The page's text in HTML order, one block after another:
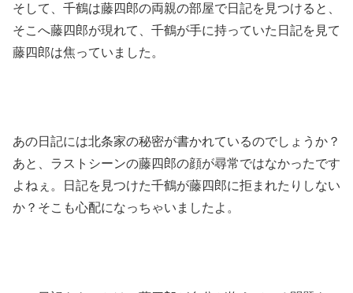
そして、千鶴は藤四郎の両親の部屋で日記を見つけると、
そこへ藤四郎が現れて、千鶴が手に持っていた日記を見て
藤四郎は焦っていました。
あの日記には北条家の秘密が書かれているのでしょうか？
あと、ラストシーンの藤四郎の顔が尋常ではなかったです
よねぇ。日記を見つけた千鶴が藤四郎に拒まれたりしない
か？そこも心配になっちゃいましたよ。